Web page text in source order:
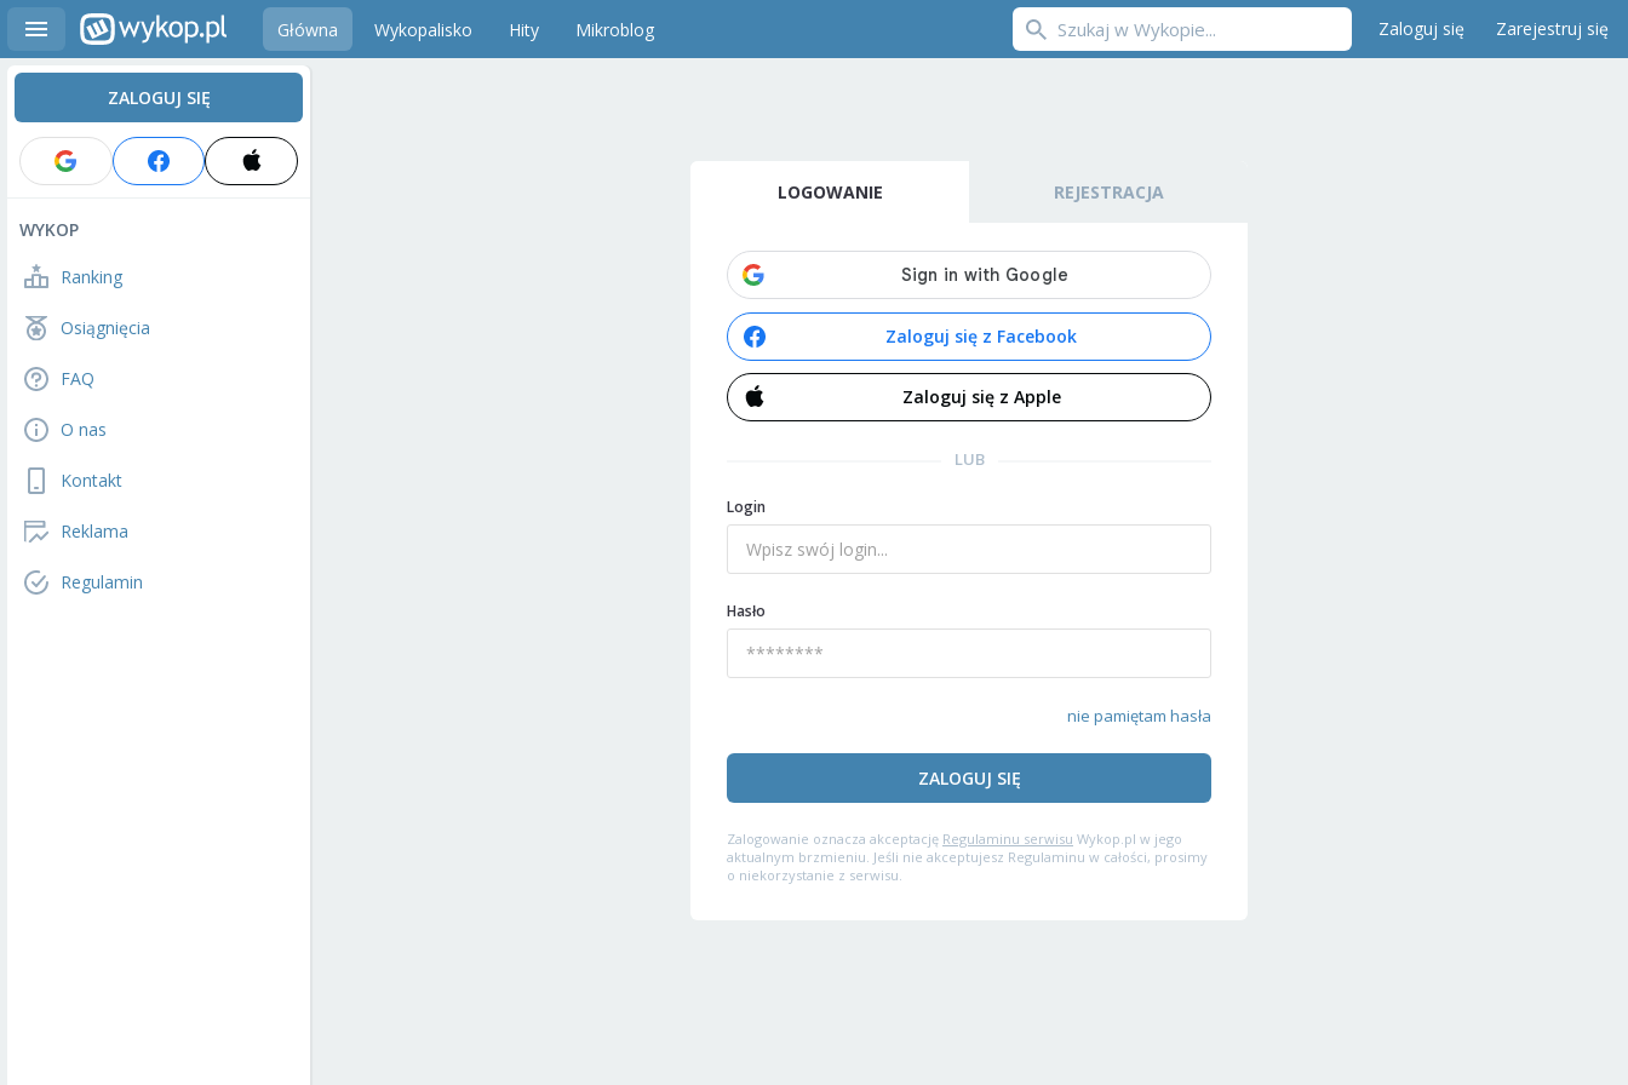
Główna Wykopalisko Hity Mikroblog Zaloguj się Zarejestruj się
ZALOGUJ SIĘ
WYKOP
Ranking
Osiągnięcia
FAQ
O nas
Kontakt
Reklama
Regulamin
LOGOWANIE REJESTRACJA
Zaloguj się z Facebook
Zaloguj się z Apple
LUB
Login
Hasło
nie pamiętam hasła
ZALOGUJ SIĘ
Zalogowanie oznacza akceptację Regulaminu serwisu Wykop.pl w jego
aktualnym brzmieniu. Jeśli nie akceptujesz Regulaminu w całości, prosimy
o niekorzystanie z serwisu.